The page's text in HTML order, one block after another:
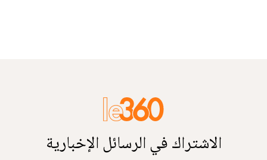
الاشتراك في الرسائل الإخبارية